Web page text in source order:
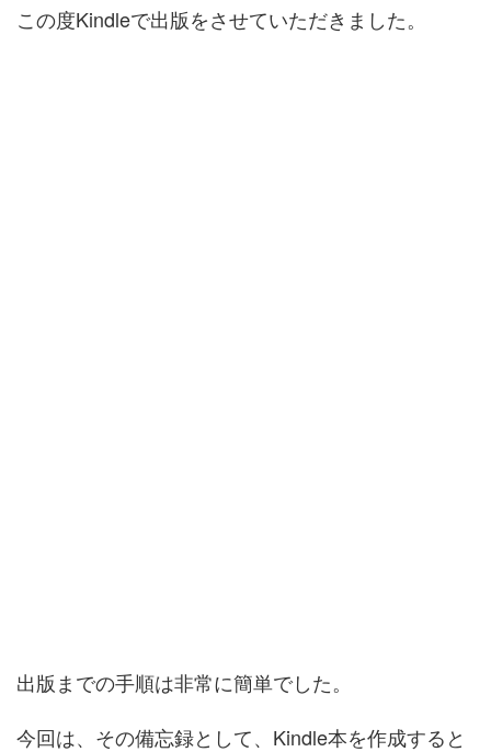
この度Kindleで出版をさせていただきました。
出版までの手順は非常に簡単でした。
今回は、その備忘録として、Kindle本を作成すると